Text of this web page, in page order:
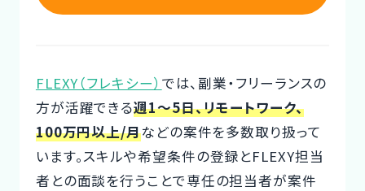
フリーランス副業ノウハウ
Freelance Know-How
利用企業事例
FLEXY（フレキシー） では、副業・フリーランスの
方が活躍できる週1～5日、リモートワーク、
100万円以上/月などの案件を多数取り扱って
います。スキルや希望条件の登録とFLEXY担当
者との面談を行うことで専任の担当者が案件